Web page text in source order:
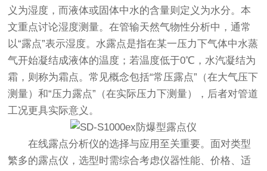
义为湿度，而液体或固体中水的含量则定义为水分。本
文重点讨论湿度测量。在管输天然气物性分析中，通常
以“露点”表示湿度。水露点是指在某一压力下气体中水蒸
气开始凝结成液体的温度；若温度低于0℃，水汽凝结为
霜，则称为霜点。常见概念包括“常压露点”（在大气压下
测量）和“压力露点”（在实际压力下测量），后者对管道
工况更具实际意义。
在线露点分析仪的选择与应用至关重要。面对类型
繁多的露点仪 ，选型时需综合考虑仪器性能、价格、适